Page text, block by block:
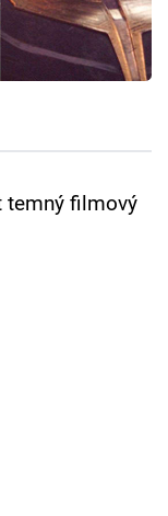
temný filmový